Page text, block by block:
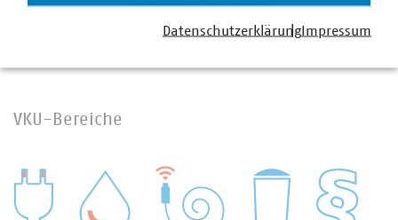
VKU-Bereiche
DatenschutzerklärungImpressum